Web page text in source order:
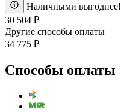
Наличными выгоднее!
30 504 ₽
Другие способы оплаты
34 775 ₽
Способы оплаты